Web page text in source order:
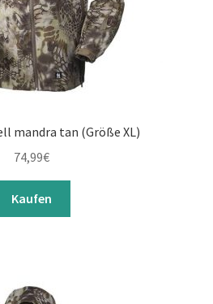
mandra tan (Größe XL)
74,99€
Kaufen